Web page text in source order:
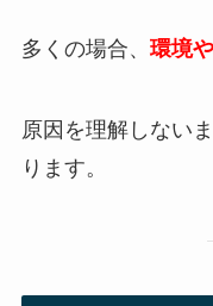
多くの場合、 環境
原因を理解しない
ります。